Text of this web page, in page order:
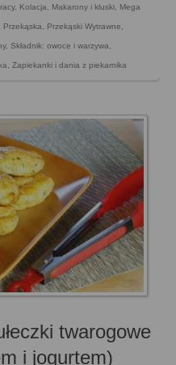
, Kolacja Makarony i kluski Mega
Przekąska Przekąski Wytrawne
, Składnik: owoce i warzywa
Zapiekanki i dania z piekarnika
twarogowe
i jogurtem)